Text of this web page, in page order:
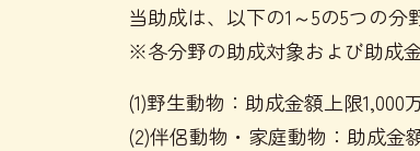
当助成は、以下の1～5の5つの分
※各分野の助成対象および助成
(1)野生動物：助成金額上限1,000
(2)伴侶動物・家庭動物：助成金